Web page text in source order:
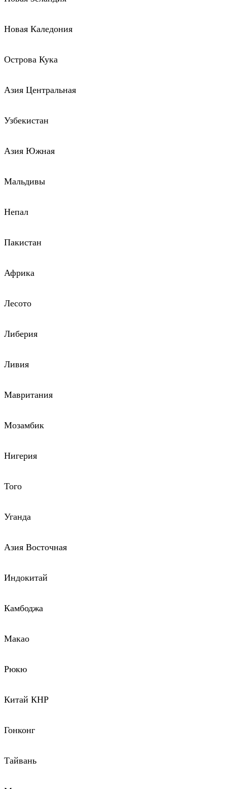
Новая Каледония
Острова Кука
Азия Центральная
Узбекистан
Азия Южная
Мальдивы
Непал
Пакистан
Африка
Лесото
Либерия
Ливия
Мавритания
Мозамбик
Нигерия
Того
Уганда
Азия Восточная
Индокитай
Камбоджа
Макао
Рюкю
Китай КНР
Гонконг
Тайвань